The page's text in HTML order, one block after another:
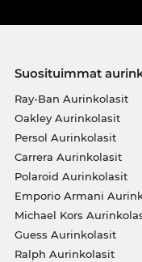
Suosituimmat
Ray-Ban Aurinkolasit
Oakley Aurinkolasit
Persol Aurinkolasit
Carrera Aurinkolasit
Polaroid Aurinkolasit
Emporio Armani
Michael Kors
Guess Aurinkolasit
Ralph Aurinkolasit